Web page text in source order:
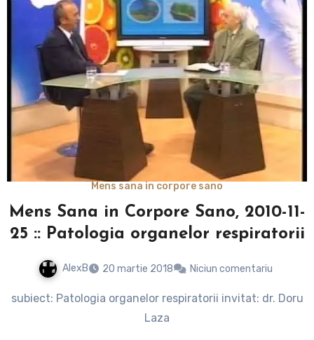
Mens sana in corpore sano
Mens Sana in Corpore Sano, 2010-11-
25 :: Patologia organelor respiratorii
AlexB 20 martie 2018 Niciun comentariu
subiect: Patologia organelor respiratorii invitat: dr. Doru
Laza